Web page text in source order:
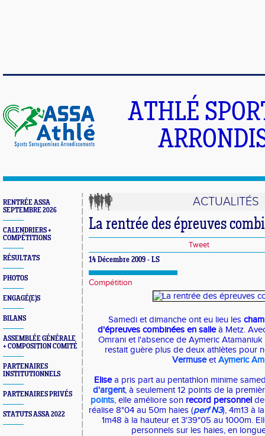
ATHLÉ
RENTRÉE ASSA
SEPTEMBRE 2026
CALENDRIERS +
COMPÉTITIONS
RÉSULTATS
PHOTOS
ENGAGÉ(E)S
BILANS
ASSEMBLÉE GÉNÉRALE
+ COMPOSITION COMITÉ
PARTENAIRES
INSTITUTIONNELS
PARTENAIRES PRIVÉS
STATUTS ASSA 2022
ACTUALITÉS
La rentrée des épreuves
Tweet
14 Décembre 2009 - LS
Compétition
Samedi et dimanche ont eu lieu les
d'épreuves combinées en salleà Metz.
Omrani et l'absence de Aymeric
restait guère plus de deux athlètes pour
VermuseetAymeric
Elisea pris part au pentathlon minime
d'argent, à seulement 12 points de la
points, elle améliore son record personnel
réalise 8"04 au 50m haies (perf N3), 4m13 à
1m48 à la hauteur et 3'39"05 au 1000m.
personnels sur les haies, en